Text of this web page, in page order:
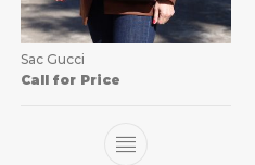
Sac Gucci
Call for Price